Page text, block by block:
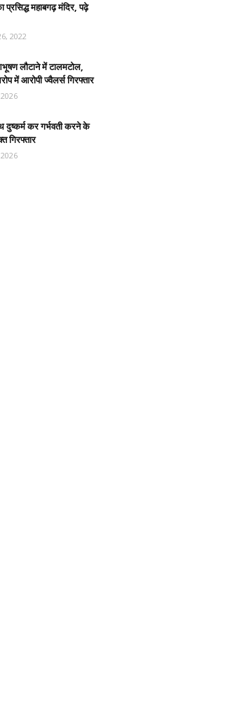
प्रसिद्ध महाबगढ़ मंदिर, पढ़े
2022
लौटाने में टालमटोल,
में आरोपी ज्वैलर्स गिरफ्तार
दुष्कर्म कर गर्भवती करने के
गिरफ्तार